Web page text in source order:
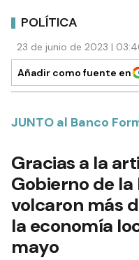
POLÍTICA
23 de junio de 2023 |
Añadir como fuente en
JUNTO al Banco
Gracias a la
Gobierno de la
volcaron más
la economía
mayo